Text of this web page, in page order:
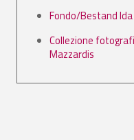
Fondo/Bestand
Collezione
Mazzardis